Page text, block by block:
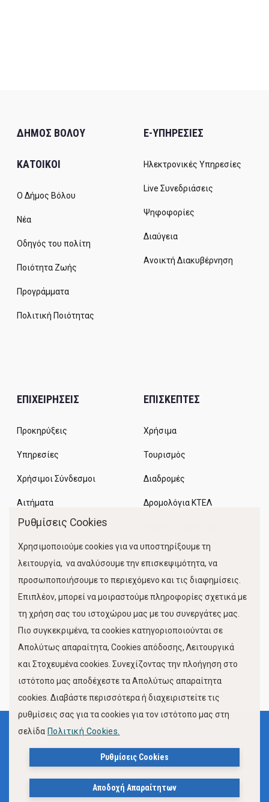
ΔΗΜΟΣ ΒΟΛΟΥ
ΚΑΤΟΙΚΟΙ
Ο Δήμος Βόλου
Νέα
Οδηγός του πολίτη
Ποιότητα Ζωής
Προγράμματα
Πολιτική Ποιότητας
E-ΥΠΗΡΕΣΙΕΣ
Ηλεκτρονικές Υπηρεσίες
Live Συνεδριάσεις
Ψηφοφορίες
Διαύγεια
Ανοικτή Διακυβέρνηση
ΕΠΙΧΕΙΡΗΣΕΙΣ
Προκηρύξεις
Υπηρεσίες
Χρήσιμοι Σύνδεσμοι
Αιτήματα
ΕΠΙΣΚΕΠΤΕΣ
Χρήσιμα
Τουρισμός
Διαδρομές
Δρομολόγια ΚΤΕΛ
Κίνηση Λιμένος
FOLLOW US
Όροι Χρήσης
Πολιτική Προστασίας Προσωπικών Δεδομένων
Πολιτική Cookies
Ρυθμίσεις Cookies
Χρησιμοποιούμε cookies για να υποστηρίξουμε τη
λειτουργία, να αναλύσουμε την επισκεψιμότητα, να
προσωποποιήσουμε το περιεχόμενο και τις διαφημίσεις.
Επιπλέον, μπορεί να μοιραστούμε πληροφορίες σχετικά με
τη χρήση σας του ιστοχώρου μας με του συνεργάτες μας.
Πιο συγκεκριμένα, τα cookies κατηγοριοποιούνται σε
Απολύτως απαραίτητα, Cookies απόδοσης, Λειτουργικά
και Στοχευμένα cookies. Συνεχίζοντας την πλοήγηση στο
ιστότοπο μας αποδέχεστε τα Απολύτως απαραίτητα
cookies. Διαβάστε περισσότερα ή διαχειριστείτε τις
ρυθμίσεις σας για τα cookies για τον ιστότοπο μας στη
σελίδα Πολιτική Cookies.
Ρυθμίσεις Cookies
Αποδοχή Απαραίτητων